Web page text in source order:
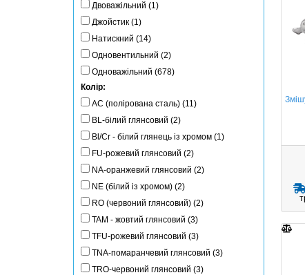
Двоважільний (1)
Джойстик (1)
Натискний (14)
Одновентильний (2)
Одноважільний (678)
Колір:
AC (полірована сталь) (11)
BL-білий глянсовий (2)
Bl/Cr - білий глянець із хромом (1)
FU-рожевий глянсовий (2)
NA-оранжевий глянсовий (2)
NE (білий із хромом) (2)
RO (червоний глянсовий) (2)
TAM - жовтий глянсовий (3)
TFU-рожевий глянсовий (3)
TNA-помаранчевий глянсовий (3)
TRO-червоний глянсовий (3)